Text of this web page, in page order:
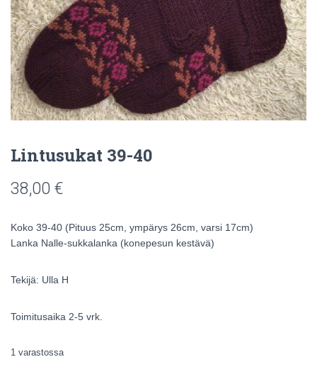
Lintusukat 39-40
38,00 €
Koko 39-40 (Pituus 25cm, ympärys 26cm, varsi 17cm)
Lanka Nalle-sukkalanka (konepesun kestävä)
Tekijä: Ulla H
Toimitusaika 2-5 vrk.
1 varastossa